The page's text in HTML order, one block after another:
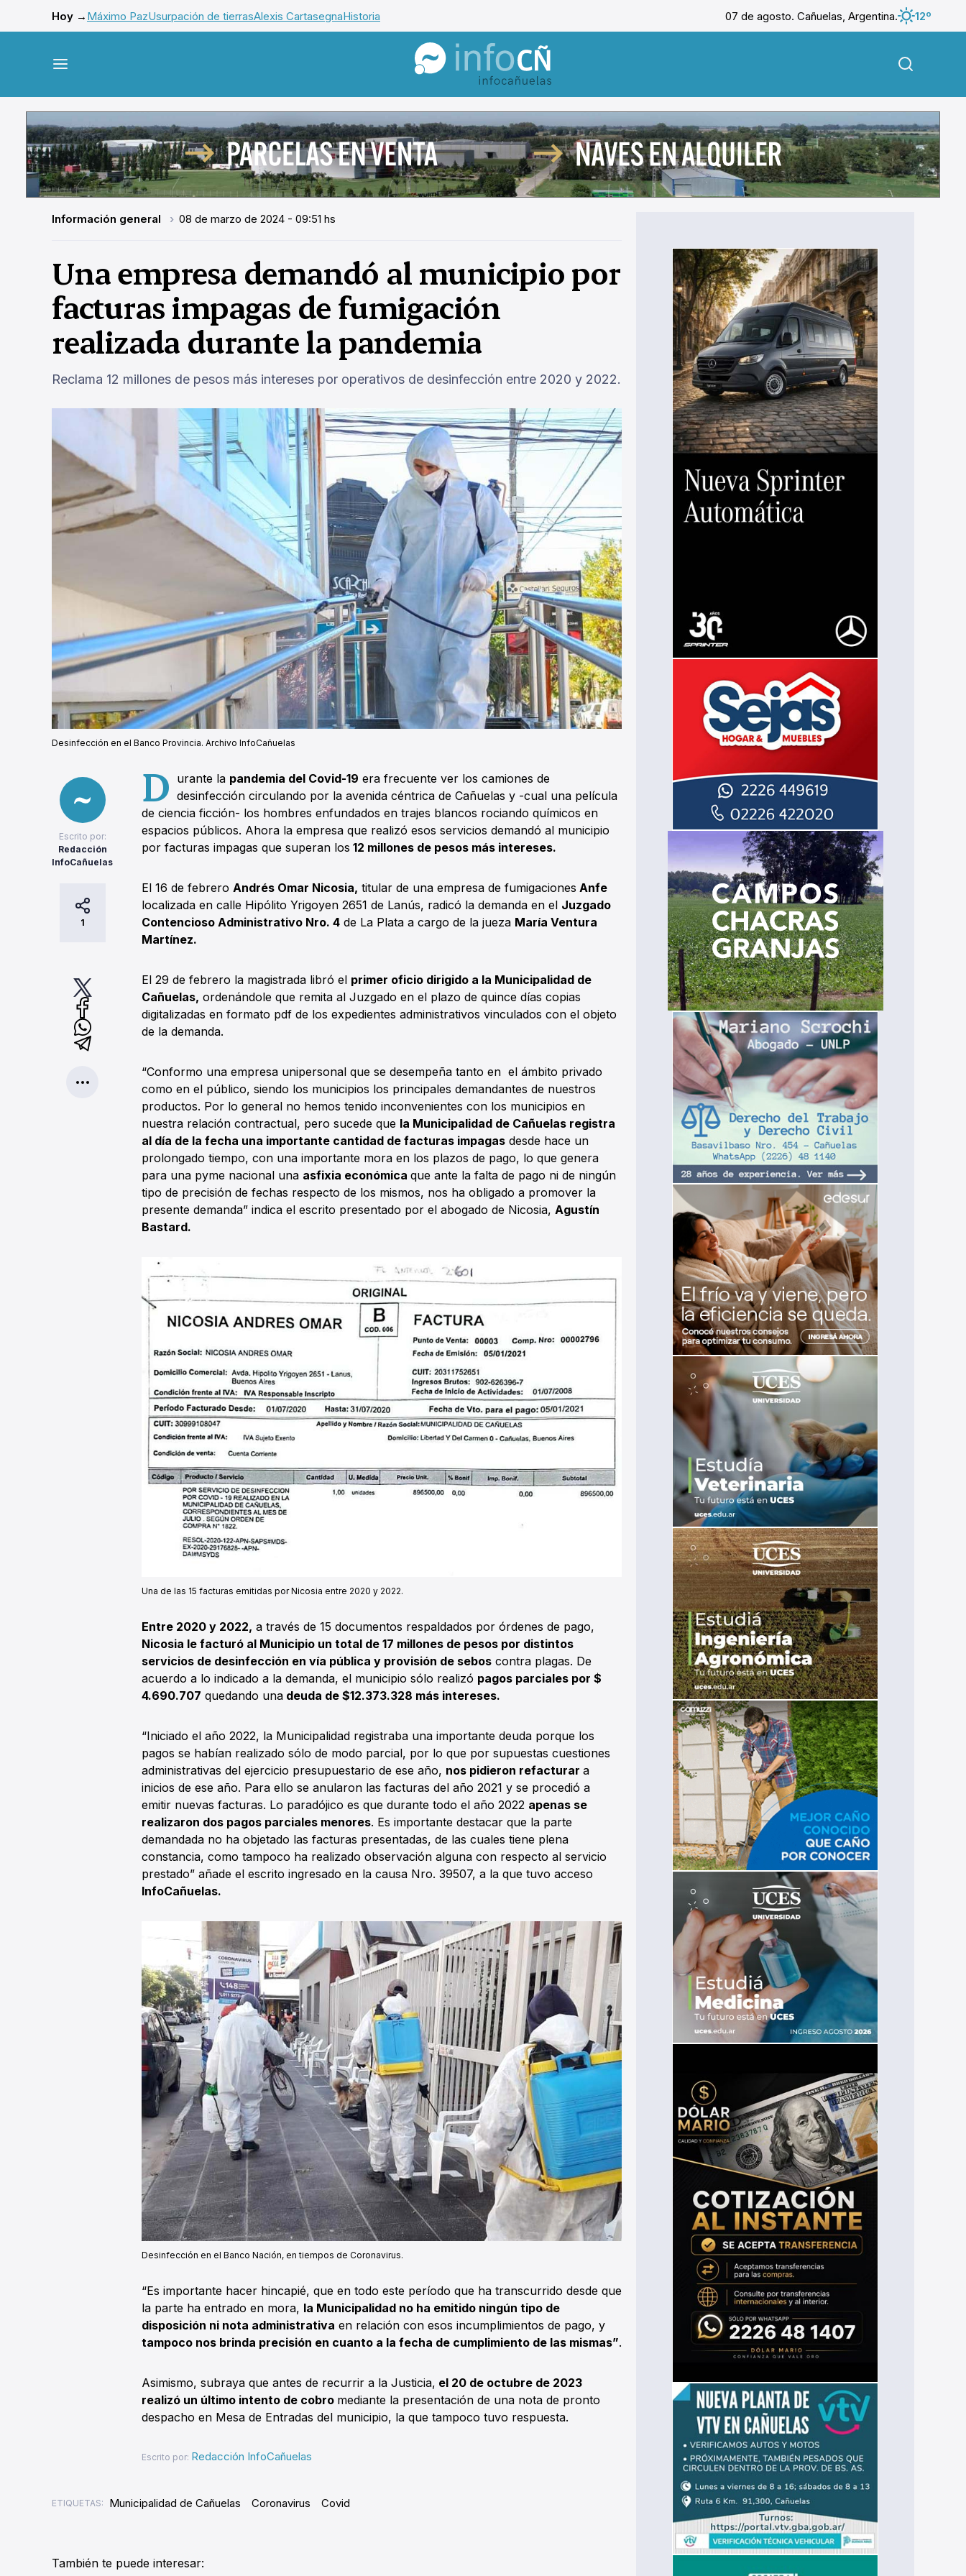
Hoy → Máximo PazUsurpación de tierrasAlexis CartasegnaHistoria 07 de agosto. Cañuelas, Argentina.
12º
InfoCañuelas
Información general 08 de marzo de 2024 - 09:51 hs
Una empresa demandó al municipio por
facturas impagas de fumigación
realizada durante la pandemia
Reclama 12 millones de pesos más intereses por operativos de desinfección entre 2020 y 2022.
Desinfección en el Banco Provincia. Archivo InfoCañuelas
Escrito por:
Redacción
InfoCañuelas
1
D urante la pandemia del Covid-19 era frecuente ver los camiones de
desinfección circulando por la avenida céntrica de Cañuelas y -cual una película
de ciencia ficción- los hombres enfundados en trajes blancos rociando químicos en
espacios públicos. Ahora la empresa que realizó esos servicios demandó al municipio
por facturas impagas que superan los 12 millones de pesos más intereses.
El 16 de febrero Andrés Omar Nicosia, titular de una empresa de fumigaciones Anfe
localizada en calle Hipólito Yrigoyen 2651 de Lanús, radicó la demanda en el Juzgado
Contencioso Administrativo Nro. 4 de La Plata a cargo de la jueza María Ventura
Martínez.
El 29 de febrero la magistrada libró el primer oficio dirigido a la Municipalidad de
Cañuelas, ordenándole que remita al Juzgado en el plazo de quince días copias
digitalizadas en formato pdf de los expedientes administrativos vinculados con el objeto
de la demanda.
“Conformo una empresa unipersonal que se desempeña tanto en el ámbito privado
como en el público, siendo los municipios los principales demandantes de nuestros
productos. Por lo general no hemos tenido inconvenientes con los municipios en
nuestra relación contractual, pero sucede que la Municipalidad de Cañuelas registra
al día de la fecha una importante cantidad de facturas impagas desde hace un
prolongado tiempo, con una importante mora en los plazos de pago, lo que genera
para una pyme nacional una asfixia económica que ante la falta de pago ni de ningún
tipo de precisión de fechas respecto de los mismos, nos ha obligado a promover la
presente demanda” indica el escrito presentado por el abogado de Nicosia, Agustín
Bastard.
Una de las 15 facturas emitidas por Nicosia entre 2020 y 2022.
Entre 2020 y 2022, a través de 15 documentos respaldados por órdenes de pago,
Nicosia le facturó al Municipio un total de 17 millones de pesos por distintos
servicios de desinfección en vía pública y provisión de sebos contra plagas. De
acuerdo a lo indicado a la demanda, el municipio sólo realizó pagos parciales por $
4.690.707 quedando una deuda de $12.373.328 más intereses.
“Iniciado el año 2022, la Municipalidad registraba una importante deuda porque los
pagos se habían realizado sólo de modo parcial, por lo que por supuestas cuestiones
administrativas del ejercicio presupuestario de ese año, nos pidieron refacturar a
inicios de ese año. Para ello se anularon las facturas del año 2021 y se procedió a
emitir nuevas facturas. Lo paradójico es que durante todo el año 2022 apenas se
realizaron dos pagos parciales menores. Es importante destacar que la parte
demandada no ha objetado las facturas presentadas, de las cuales tiene plena
constancia, como tampoco ha realizado observación alguna con respecto al servicio
prestado” añade el escrito ingresado en la causa Nro. 39507, a la que tuvo acceso
InfoCañuelas.
Desinfección en el Banco Nación, en tiempos de Coronavirus.
“Es importante hacer hincapié, que en todo este período que ha transcurrido desde que
la parte ha entrado en mora, la Municipalidad no ha emitido ningún tipo de
disposición ni nota administrativa en relación con esos incumplimientos de pago, y
tampoco nos brinda precisión en cuanto a la fecha de cumplimiento de las mismas”.
Asimismo, subraya que antes de recurrir a la Justicia, el 20 de octubre de 2023
realizó un último intento de cobro mediante la presentación de una nota de pronto
despacho en Mesa de Entradas del municipio, la que tampoco tuvo respuesta.
Escrito por: Redacción InfoCañuelas
ETIQUETAS: Municipalidad de Cañuelas Coronavirus Covid
También te puede interesar: